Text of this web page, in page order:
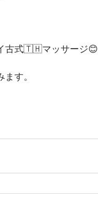
古式🇹🇭マッサージ😊
す。